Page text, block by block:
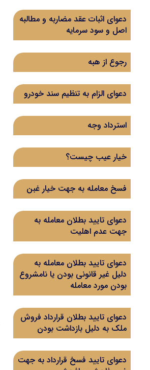
دعوای اثبات عقد مضاربه و مطالبه
اصل و سود سرمایه
رجوع از هبه
دعوای الزام به تنظیم سند خودرو
استرداد وجه
خیار عیب چیست؟
فسخ معامله به جهت خیار غبن
دعوای تایید بطلان معامله به
جهت عدم اهلیت
دعوای تایید بطلان معامله به
دلیل غیر قانونی بودن یا نامشروع
بودن مورد معامله
دعوای تایید بطلان قرارداد فروش
ملک به دلیل بازداشت بودن
دعوای تایید فسخ قرارداد به جهت